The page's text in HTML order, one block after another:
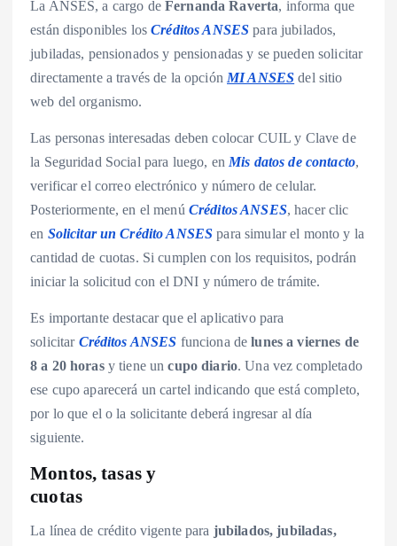
La ANSES, a cargo deFernanda Raverta, informa que
están disponibles losCréditos ANSESpara jubilados,
jubiladas, pensionados y pensionadas y se pueden solicitar
directamente a través de la opción MI ANSES del sitio
web del organismo.
Las personas interesadas deben colocar CUIL y Clave de
la Seguridad Social para luego, en Mis datos de contacto,
verificar el correo electrónico y número de celular.
Posteriormente, en el menú Créditos ANSES, hacer clic
en Solicitar un Crédito ANSES para simular el monto y la
cantidad de cuotas. Si cumplen con los requisitos, podrán
iniciar la solicitud con el DNI y número de trámite.
Es importante destacar que el aplicativo para
solicitar Créditos ANSES funciona delunes a viernes de
8 a 20 horasy tiene uncupo diario. Una vez completado
ese cupo aparecerá un cartel indicando que está completo,
por lo que el o la solicitante deberá ingresar al día
siguiente.
Montos, tasas y
cuotas
La línea de crédito vigente para jubilados, jubiladas,